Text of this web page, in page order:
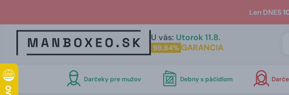
Len DNES
U vás: Utorok 11.8.
98,84% GARANCIA
Darčeky pre mužov Debny s páčidlom